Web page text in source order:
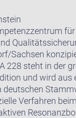
Sachsen
228 steht in der
und wird aus
deutschen
Verfahren